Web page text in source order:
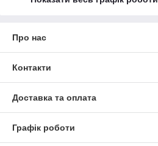
Про нас
Контакти
Доставка та оплата
Графік роботи